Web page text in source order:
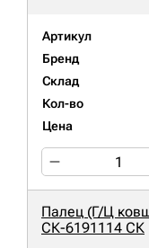
Артикул
Бренд
Склад
Кол-во
Цена
Палец (Г/Ц
СК-6191114 СК